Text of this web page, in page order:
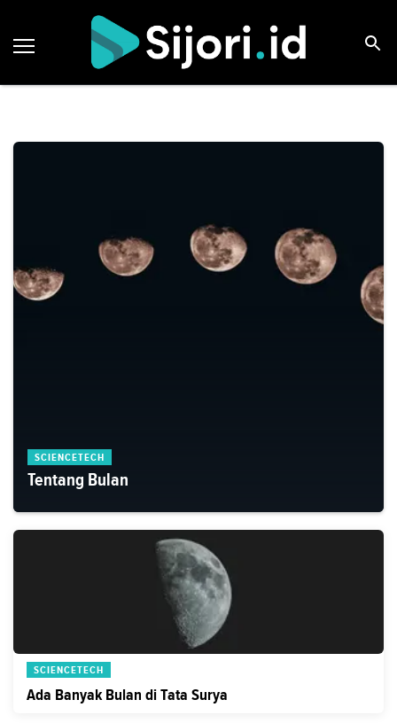
SCIENCETECH
Tentang Bulan
SCIENCETECH
Ada Banyak Bulan di Tata Surya